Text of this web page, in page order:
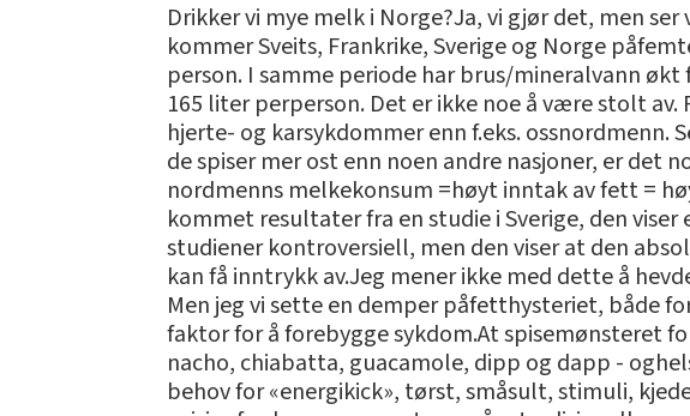
Drikker vi mye melk i Norge?Ja, vi gjør det, men
kommer Sveits, Frankrike, Sverige og Norge
person. I samme periode har brus/mineralvann
165 liter perperson. Det er ikke noe å være stolt
hjerte- og karsykdommer enn f.eks.
de spiser mer ost enn noen andre nasjoner, er det
nordmenns melkekonsum =høyt inntak av fett =
kommet resultater fra en studie i Sverige, den
studiener kontroversiell, men den viser at den
kan få inntrykk av.Jeg mener ikke med dette å
Men jeg vi sette en demper påfetthysteriet, både
faktor for å forebygge sykdom.At spisemønsteret
nacho, chiabatta, guacamole, dipp og dapp -
behov for «energikick», tørst, småsult, stimuli,